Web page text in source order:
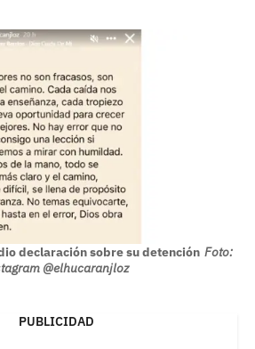
declaración sobre su detención Foto:
@elhucaranjloz
PUBLICIDAD